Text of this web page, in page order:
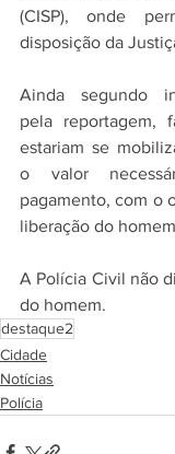
(CISP), onde
disposição da
Ainda segundo
pela reportagem,
estariam se
o valor
pagamento, com o
liberação do
A Polícia Civil não
do homem.
destaque2
Cidade
Notícias
Polícia